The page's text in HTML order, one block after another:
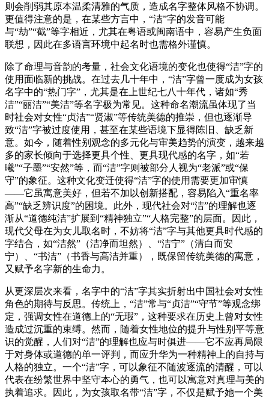
则会削弱其原本温柔清雅的气质，造成名字整体风格不协调。
更值得注意的是，在某些方言中，“洁”字的发音可能
与“劫”“截”等字相近，尤其在粤语或闽南语中，容易产生负面
联想，因此在多语言环境中起名时也需格外谨慎。
除了命理与音韵的考量，社会文化语境的变化也使得“洁”字的
使用面临新的挑战。在过去几十年中，“洁”字曾一度成为女孩
名字中的“热门字”，尤其是在上世纪七八十年代，诸如“秀
洁”“丽洁”“美洁”等名字极为常见。这种命名潮流虽体现了当
时社会对女性“贞洁”“贤淑”等传统美德的推崇，但也逐渐导
致“洁”字被过度使用，甚至在某些语境下显得陈旧、缺乏新
意。如今，随着性别观念的多元化与审美趋势的演变，越来越
多的家长倾向于选择更具个性、更具现代感的名字，如“若
曦”“子墨”“安然”等，而“洁”字则被部分人视为“老派”或“保
守”的象征。这种文化变迁使得“洁”字的使用需要更加审慎
——它虽寓意美好，但若不加以创新搭配，容易陷入“重名率
高”“缺乏辨识度”的困境。此外，现代社会对“洁”的理解也逐
渐从“道德纯洁”扩展到“精神独立”“人格完整”的层面。因此，
现代父母在为女儿取名时，不妨将“洁”字与其他更具时代感的
字结合，如“洁然”（洁净而坦然）、“洁宁”（清白而安
宁）、“书洁”（书香与高洁并重），既保留传统美德的寓意，
又赋予名字新的生命力。
从更深层次来看，名字中的“洁”字其实折射出中国社会对女性
角色的期待与反思。传统上，“洁”常与“贞洁”“守节”等观念绑
定，强调女性在道德上的“无瑕”，这种要求在历史上曾对女性
造成过沉重的束缚。然而，随着女性地位的提升与性别平等意
识的觉醒，人们对“洁”的理解也应与时俱进——它不应再局限
于对身体或道德的单一评判，而应升华为一种精神上的自持与
人格的独立。一个“洁”字，可以象征不随波逐流的清醒，可以
代表在纷繁世界中坚守本心的勇气，也可以寓意对真理与美的
执着追求。因此，为女孩取名带“洁”字，不仅是赋予她一个美